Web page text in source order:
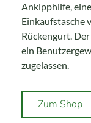
Ankipphilfe,
Einkaufstasche
Rückengurt.
ein
zugelassen.
Zum Shop